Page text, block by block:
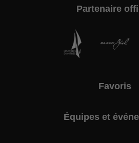
Partenaire
Favoris
Équipes et